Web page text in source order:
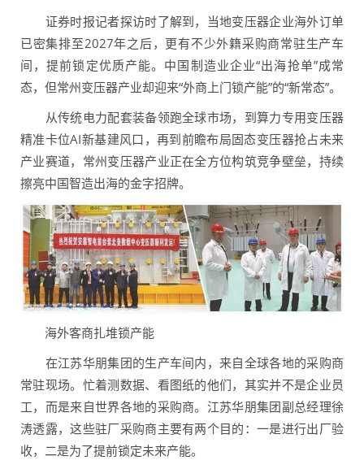
证券时报记者探访时了解到，当地变压器企业海外订单
已密集排至2027年之后，更有不少外籍采购商常驻生产车
间，提前锁定优质产能。中国制造业企业“出海抢单”成常
态，但常州变压器产业却迎来“外商上门锁产能”的“新常态”。
从传统电力配套装备领跑全球市场，到算力专用变压器
精准卡位AI新基建风口，再到前瞻布局固态变压器抢占未来
产业赛道，常州变压器产业正在全方位构筑竞争壁垒，持续
擦亮中国智造出海的金字招牌。
海外客商扎堆锁产能
在江苏华朋集团的生产车间内，来自全球各地的采购商
常驻现场。忙着测数据、看图纸的他们，其实并不是企业员
工，而是来自世界各地的采购商。江苏华朋集团副总经理徐
涛透露，这些驻厂采购商主要有两个目的：一是进行出厂验
收，二是为了提前锁定未来产能。